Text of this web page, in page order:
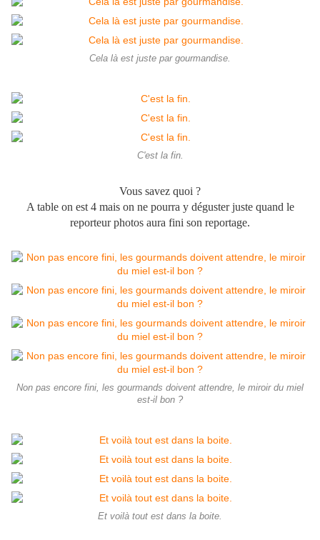
Cela là est juste par gourmandise.
C'est la fin.
Vous savez quoi ?
A table on est 4 mais on ne pourra y déguster juste quand le
reporteur photos aura fini son reportage.
Non pas encore fini, les gourmands doivent attendre, le miroir du miel
est-il bon ?
Et voilà tout est dans la boite.